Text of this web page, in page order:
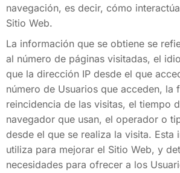
navegación, es decir, cómo
Sitio Web.
La información que se obtiene se
al número de páginas visitadas, el
que la dirección IP desde el que
número de Usuarios que acceden, la
reincidencia de las visitas, el tiempo
navegador que usan, el operador o
desde el que se realiza la visita. Esta
utiliza para mejorar el Sitio Web, y
necesidades para ofrecer a los